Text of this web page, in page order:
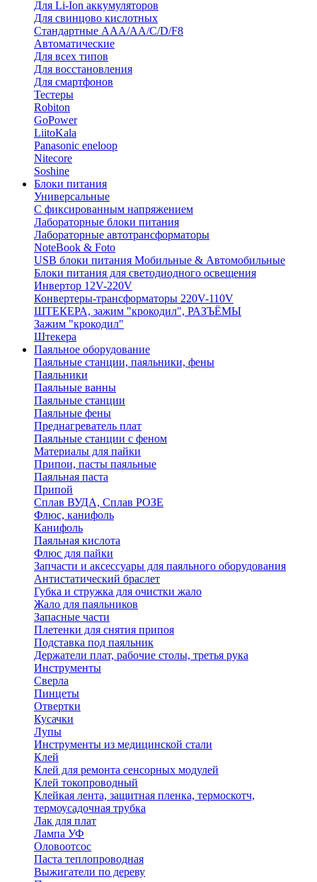
Для Li-Ion аккумуляторов
Для свинцово кислотных
Стандартные ААА/АА/С/D/F8
Автоматические
Для всех типов
Для восстановления
Для смартфонов
Тестеры
Robiton
GoPower
LiitoKala
Panasonic eneloop
Nitecore
Soshine
Блоки питания
Универсальные
C фиксированным напряжением
Лабораторные блоки питания
Лабораторные автотрансформаторы
NoteBook & Foto
USB блоки питания Мобильные & Автомобильные
Блоки питания для светодиодного освещения
Инвертор 12V-220V
Конвертеры-трансформаторы 220V-110V
ШТЕКЕРА, зажим "крокодил", РАЗЪЁМЫ
Зажим "крокодил"
Штекера
Паяльное оборудование
Паяльные станции, паяльники, фены
Паяльники
Паяльные ванны
Паяльные станции
Паяльные фены
Преднагреватель плат
Паяльные станции с феном
Материалы для пайки
Припои, пасты паяльные
Паяльная паста
Припой
Сплав ВУДА, Сплав РОЗЕ
Флюс, канифоль
Канифоль
Паяльная кислота
Флюс для пайки
Запчасти и аксессуары для паяльного оборудования
Антистатический браслет
Губка и стружка для очистки жало
Жало для паяльников
Запасные части
Плетенки для снятия припоя
Подставка под паяльник
Держатели плат, рабочие столы, третья рука
Инструменты
Сверла
Пинцеты
Отвертки
Кусачки
Лупы
Инструменты из медицинской стали
Клей
Клей для ремонта сенсорных модулей
Клей токопроводный
Клейкая лента, защитная пленка, термоскотч,
термоусадочная трубка
Лак для плат
Лампа УФ
Оловоотсос
Паста теплопроводная
Выжигатели по дереву